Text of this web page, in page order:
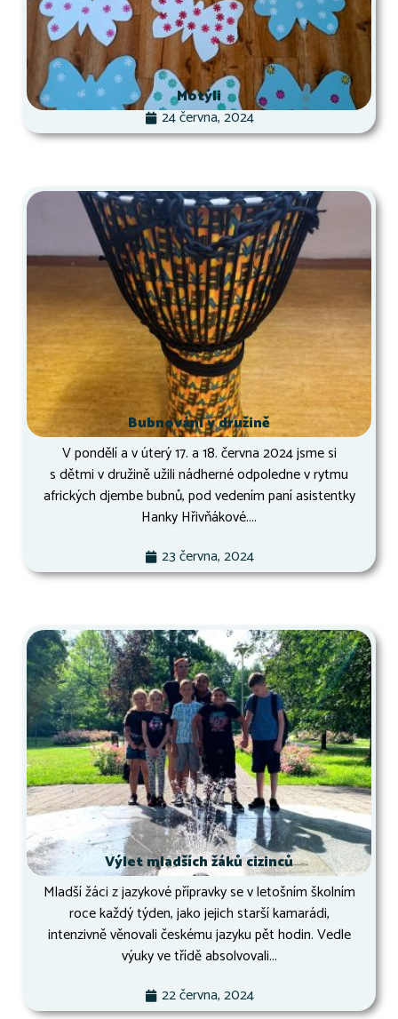
Motýli
24 června, 2024
Bubnování v družině
V pondělí a v úterý 17. a 18. června 2024 jsme si
s dětmi v družině užili nádherné odpoledne v rytmu
afrických djembe bubnů, pod vedením paní asistentky
Hanky Hřivňákové....
23 června, 2024
Výlet mladších žáků cizinců
Mladší žáci z jazykové přípravky se v letošním školním
roce každý týden, jako jejich starší kamarádi,
intenzivně věnovali českému jazyku pět hodin. Vedle
výuky ve třídě absolvovali...
22 června, 2024